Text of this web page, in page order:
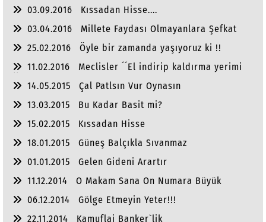
03.09.2016
Kıssadan Hisse....
03.04.2016
Millete Faydası Olmayanlara Şefkat
25.02.2016
Öyle bir zamanda yaşıyoruz ki !!
11.02.2016
Meclisler ´´El indirip kaldırma yerimi
14.05.2015
Çal Patlsın Vur Oynasın
13.03.2015
Bu Kadar Basit mi?
15.02.2015
Kıssadan Hisse
18.01.2015
Güneş Balçıkla Sıvanmaz
01.01.2015
Gelen Gideni Arartır
11.12.2014
O Makam Sana On Numara Büyük
06.12.2014
Gölge Etmeyin Yeter!!!
22.11.2014
Kamuflaj Banker`lik